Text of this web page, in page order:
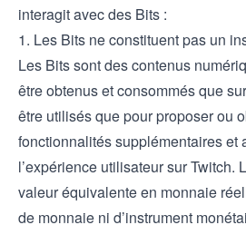
interagit avec des Bits :
1. Les Bits ne constituent pas un
Les Bits sont des contenus
être obtenus et consommés que
être utilisés que pour proposer ou
fonctionnalités supplémentaires et
l’expérience utilisateur sur Twitch.
valeur équivalente en monnaie
de monnaie ni d’instrument